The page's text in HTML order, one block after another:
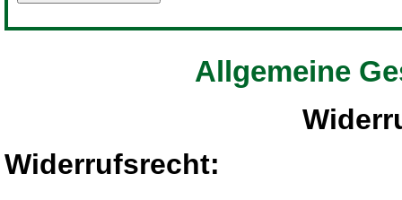
Allgemeine
Widerrufsrecht: